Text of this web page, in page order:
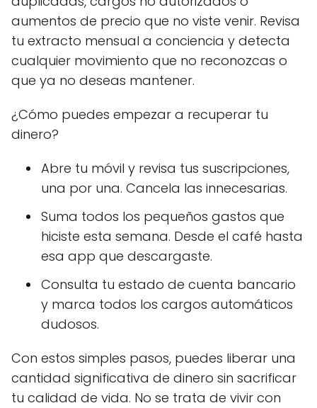
aumentos de precio que no viste venir. Revisa
tu extracto mensual a conciencia y detecta
cualquier movimiento que no reconozcas o
que ya no deseas mantener.
¿Cómo puedes empezar a recuperar tu
dinero?
Abre tu móvil y revisa tus suscripciones,
una por una. Cancela las innecesarias.
Suma todos los pequeños gastos que
hiciste esta semana. Desde el café hasta
esa app que descargaste.
Consulta tu estado de cuenta bancario
y marca todos los cargos automáticos
dudosos.
Con estos simples pasos, puedes liberar una
cantidad significativa de dinero sin sacrificar
tu calidad de vida. No se trata de vivir con